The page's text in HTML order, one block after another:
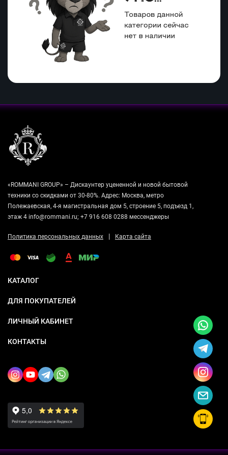
«ROMMANI GROUP» – Дискаунтер уцененной и новой бытовой
техники со скидками от 30-80%. Адрес: Москва, метро
Полежаевская, 4-я магистральная дом 5, строение 5, подъезд 1,
этаж 4 info@rommani.ru; +7 916 608 0288 мессенджеры
Политика персональных данных | Карта сайта
КАТАЛОГ
ДЛЯ ПОКУПАТЕЛЕЙ
ЛИЧНЫЙ КАБИНЕТ
КОНТАКТЫ